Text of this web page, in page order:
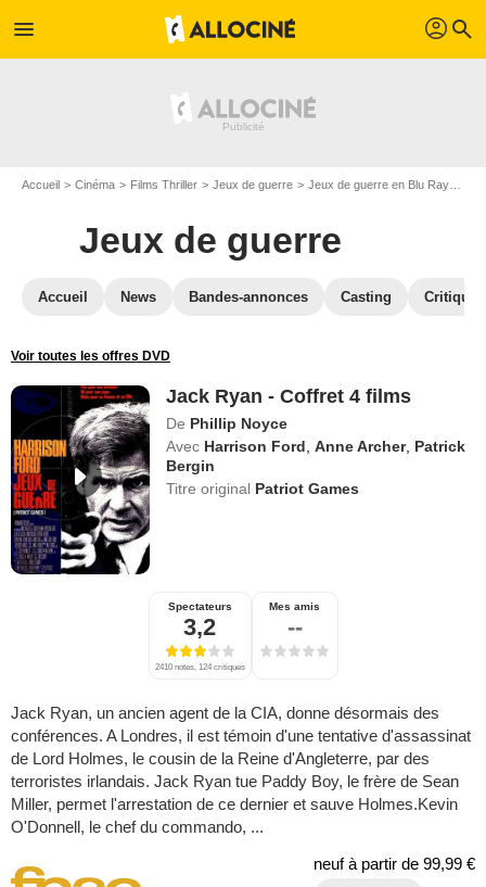
menu profil search
Accueil Cinéma Films Thriller Jeux de guerre Jeux de guerre en Blu Ray
Jeux de guerre
Accueil News Bandes-annonces Casting
Voir toutes les offres DVD
Jack Ryan - Coffret 4 films
De Phillip Noyce
Avec Harrison Ford ,Anne Archer, Patrick
Bergin
Titre original Patriot Games
Spectateurs
3,2
2410 notes, 124 critiques
Mes amis
--
Jack Ryan, un ancien agent de la CIA, donne désormais des
conférences. A Londres, il est témoin d'une tentative d'assassinat
de Lord Holmes, le cousin de la Reine d'Angleterre, par des
terroristes irlandais. Jack Ryan tue Paddy Boy, le frère de Sean
Miller, permet l'arrestation de ce dernier et sauve Holmes.Kevin
O'Donnell, le chef du commando, ...
neuf à partir de 99,99 €